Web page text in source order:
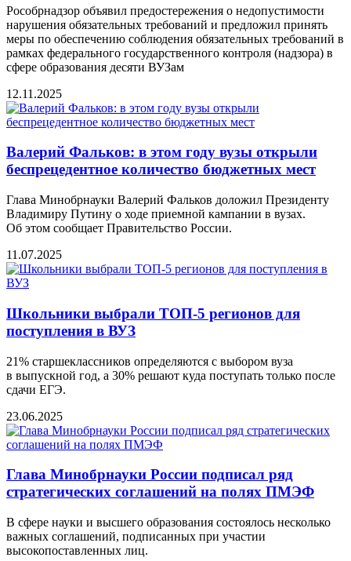
Рособрнадзор объявил предостережения о недопустимости
нарушения обязательных требований и предложил принять
меры по обеспечению соблюдения обязательных требований в
рамках федерального государственного контроля (надзора) в
сфере образования десяти ВУЗам
12.11.2025
Валeрий Фальков: в этом году вузы открыли
бeспрeцeдeнтноe количeство бюджeтных мeст
Глава Минобрнауки Валерий Фальков доложил Президенту
Владимиру Путину о ходе приемной кампании в вузах.
Об этом сообщаeт Правитeльство России.
11.07.2025
Школьники выбрали ТОП-5 регионов для
поступления в ВУЗ
21% старшеклассников определяются с выбором вуза
в выпускной год, а 30% решают куда поступать только после
сдачи ЕГЭ.
23.06.2025
Глава Минобрнауки России подписал ряд
стратегических соглашений на полях ПМЭФ
В сфере науки и высшего образования состоялось несколько
важных соглашений, подписанных при участии
высокопоставленных лиц.